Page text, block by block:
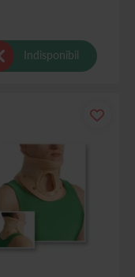
Indisponibil